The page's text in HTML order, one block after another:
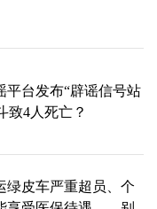
平台发布“辟谣信号站
致4人死亡？
绿皮车严重超员、个